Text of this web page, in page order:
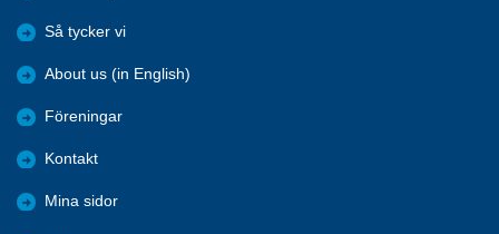
Så tycker vi
About us (in English)
Föreningar
Kontakt
Mina sidor